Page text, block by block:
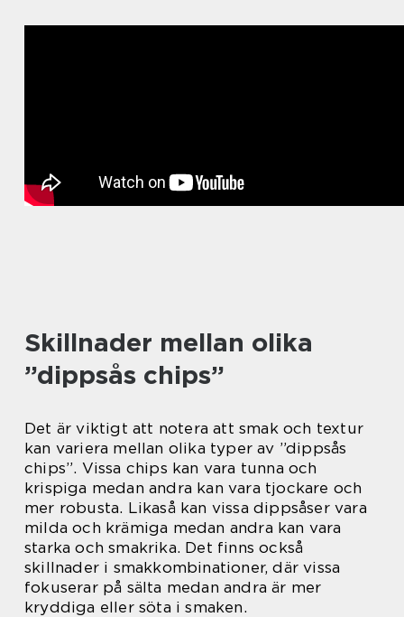
Skillnader mellan olika
”dippsås chips”
Det är viktigt att notera att smak och textur
kan variera mellan olika typer av ”dippsås
chips”. Vissa chips kan vara tunna och
krispiga medan andra kan vara tjockare och
mer robusta. Likaså kan vissa dippsåser vara
milda och krämiga medan andra kan vara
starka och smakrika. Det finns också
skillnader i smakkombinationer, där vissa
fokuserar på sälta medan andra är mer
kryddiga eller söta i smaken.